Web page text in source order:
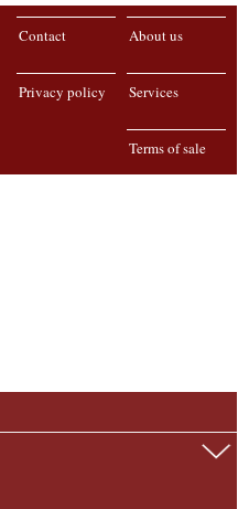
About us
Contact
Services
Privacy policy
Terms of sale